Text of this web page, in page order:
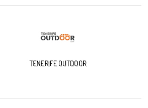
TENERIFE OUTDOOR